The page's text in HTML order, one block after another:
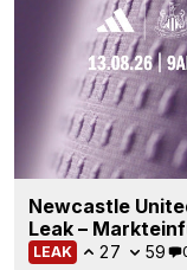
Newcastle
Leak –
LEAK 27 59